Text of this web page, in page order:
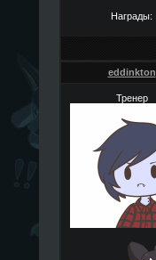
Награды:
eddinkton
Тренер